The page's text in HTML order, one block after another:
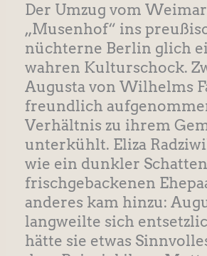
Der Umzug vom
„Musenhof“ ins
nüchterne Berlin glich
wahren Kulturschock.
Augusta von Wilhelms
freundlich
Verhältnis zu ihrem
unterkühlt. Eliza
wie ein dunkler
frischgebackenen
anderes kam hinzu:
langweilte sich
hätte sie etwas